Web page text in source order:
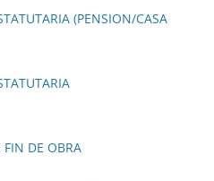
(PENSION/CASA
DE OBRA